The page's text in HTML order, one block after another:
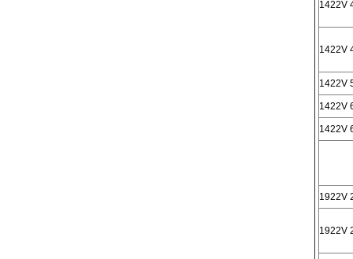
1422V
1422V
1422V
1422V
1422V
1922V
1922V